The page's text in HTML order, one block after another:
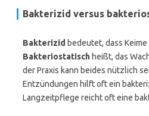
Bakterizid versus
Bakterizid bedeutet, dass
Bakteriostatisch heißt, das
der Praxis kann beides nützlich
Entzündungen hilft oft ein
Langzeitpflege reicht oft eine